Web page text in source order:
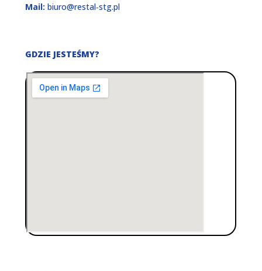
Mail: biuro@restal‑stg.pl
GDZIE JESTEŚMY?